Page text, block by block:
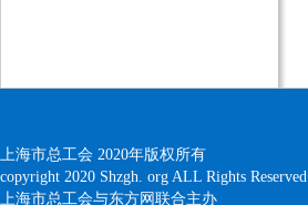
上海市总工会 2020年版权所有
copyright 2020 Shzgh. org ALL Rights Reserved
上海市总工会与东方网联合主办